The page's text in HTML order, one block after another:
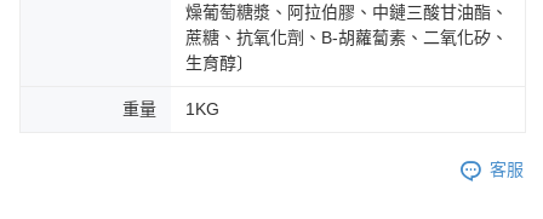
燥葡萄糖漿、阿拉伯膠、中鏈三酸甘油酯、
蔗糖、抗氧化劑、B-胡蘿蔔素、二氧化矽、
生育醇〕
重量 1KG
客服